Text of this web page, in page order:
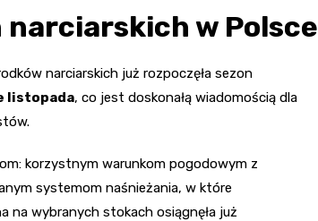
w Polsce
narciarskich już rozpoczęła sezon
listopada, co jest doskonałą wiadomością dla
korzystnym warunkom pogodowym z
systemom naśnieżania, w które
na wybranych stokach osiągnęła już